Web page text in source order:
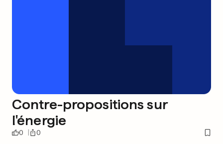
Contre-propositions sur
l'énergie
0 0